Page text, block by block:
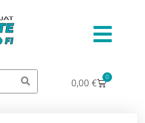
0,00 € 0